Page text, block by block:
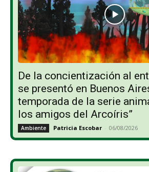
De la concientización al
se presentó en Buenos
temporada de la serie
los amigos del Arcoíris”
Ambiente Patricia Escobar - 06/08/2026